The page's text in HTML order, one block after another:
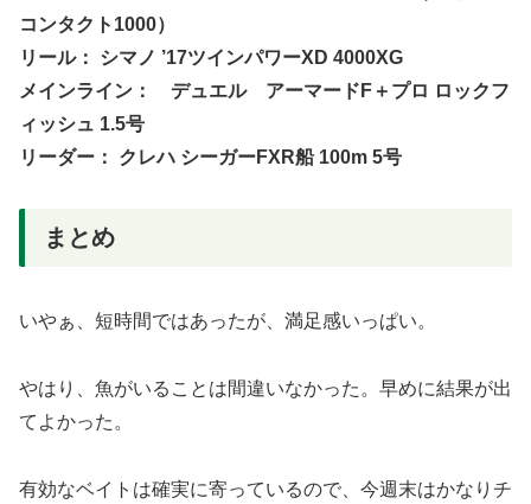
コンタクト1000）
リール： シマノ ’17ツインパワーXD 4000XG
メインライン： デュエル アーマードF＋プロ ロックフ
ィッシュ 1.5号
リーダー： クレハ シーガーFXR船 100m 5号
まとめ
いやぁ、短時間ではあったが、満足感いっぱい。
やはり、魚がいることは間違いなかった。早めに結果が出
てよかった。
有効なベイトは確実に寄っているので、今週末はかなりチ